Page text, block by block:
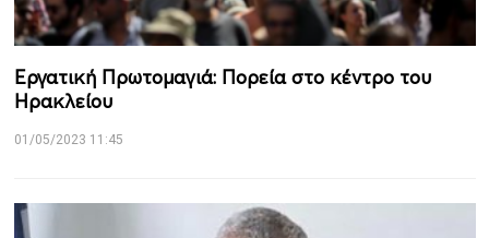
Εργατική Πρωτομαγιά: Πορεία στο κέντρο του
Ηρακλείου
01/05/2023 11:45